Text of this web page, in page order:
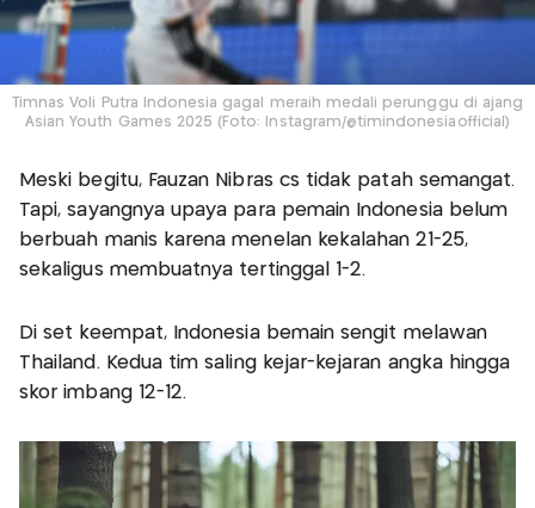
Timnas Voli Putra Indonesia gagal meraih medali perunggu di ajang
Asian Youth Games 2025 (Foto: Instagram/@timindonesiaofficial)
Meski begitu, Fauzan Nibras cs tidak patah semangat.
Tapi, sayangnya upaya para pemain Indonesia belum
berbuah manis karena menelan kekalahan 21-25,
sekaligus membuatnya tertinggal 1-2.
Di set keempat, Indonesia bemain sengit melawan
Thailand. Kedua tim saling kejar-kejaran angka hingga
skor imbang 12-12.